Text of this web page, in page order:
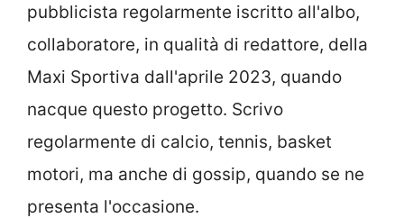
pubblicista regolarmente iscritto all'albo,
collaboratore, in qualità di redattore, della
Maxi Sportiva dall'aprile 2023, quando
nacque questo progetto. Scrivo
regolarmente di calcio, tennis, basket
motori, ma anche di gossip, quando se ne
presenta l'occasione.